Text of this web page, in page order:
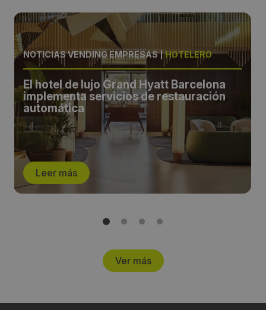
NOTICIAS VENDING EMPRESAS|HOTELERO
El hotel de lujo Grand Hyatt Barcelona
implementa servicios de restauración
automática
Leer más
Ver más